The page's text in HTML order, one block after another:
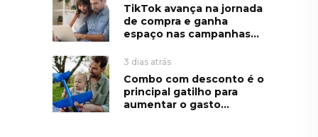
TikTok avança na jornada
de compra e ganha
espaço nas campanhas...
3 dias atrás
Combo com desconto é o
principal gatilho para
aumentar o gasto...